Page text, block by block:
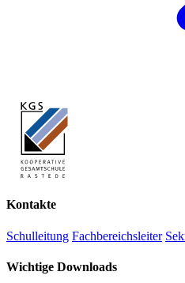
Kontakte
Schulleitung Fachbereichsleiter
Wichtige Downloads